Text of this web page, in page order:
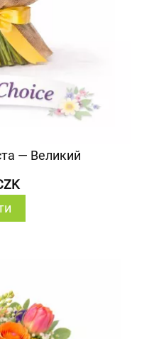
— Великий